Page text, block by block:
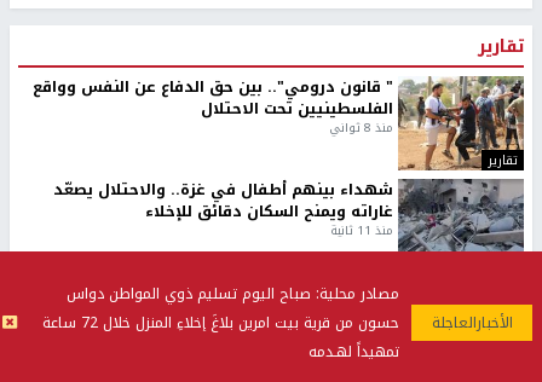
مصادر محلية: صباح اليوم تسليم ذوي المواطن دواس
حسون من قرية بيت امرين بلاغَ إخلاءِ المنزل خلال 72 ساعة
تمهيداً لهـدمه
تقارير
تقارير
" قانون درومي".. بين حق الدفاع عن النفس وواقع
الفلسطينيين تحت الاحتلال
منذ 8 ثواني
شهداء بينهم أطفال في غزة.. والاحتلال يصعّد
غاراته ويمنح السكان دقائق للإخلاء
منذ 11 ثانية
الإعلام العبري: "معركة مضيق هرمز تستهدف تثبيت
رواية سياسية"
منذ 9 ثواني